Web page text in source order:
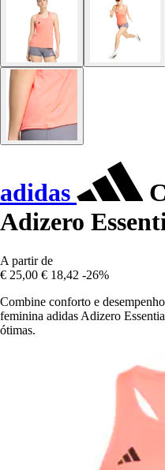
adidas
Adizero
A partir de
€ 25,00 € 18,42 -26%
Combine conforto e
feminina adidas Adizero
ótimas.